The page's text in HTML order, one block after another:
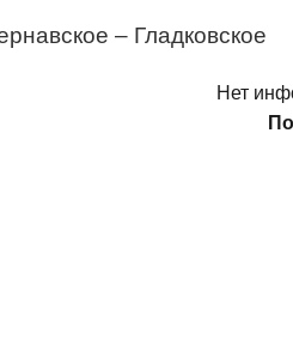
– Гладковское
Нет